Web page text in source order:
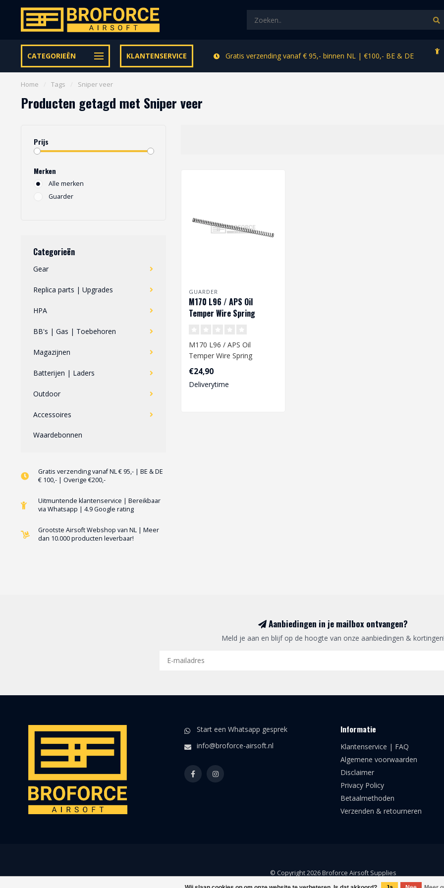
CATEGORIEËN KLANTENSERVICE
Let op onze speciale Facebook/Instagram aanbiedingen Gratis verzending vanaf € 95,- binnen NL | €100,- BE & DE
Home Tags Sniper veer
Producten getagd met Sniper veer
Prijs
Merken
Alle merken
Guarder
Categorieën
Gear
Replica parts | Upgrades
HPA
BB's | Gas | Toebehoren
Magazijnen
Batterijen | Laders
Outdoor
Accessoires
Waardebonnen
Gratis verzending vanaf NL € 95,- | BE & DE
€ 100,- | Overige €200,-
Uitmuntende klantenservice | Bereikbaar
via Whatsapp | 4.9 Google rating
Grootste Airsoft Webshop van NL | Meer
dan 10.000 producten leverbaar!
GUARDER
M170 L96 / APS Oil
Temper Wire Spring
M170 L96 / APS Oil
Temper Wire Spring
€24,90
Deliverytime
Aanbiedingen in je mailbox ontvangen?
Meld je aan en blijf op de hoogte van onze aanbiedingen & kortingen!
Start een Whatsapp gesprek
info@broforce-airsoft.nl
Informatie
Klantenservice | FAQ
Algemene voorwaarden
Disclaimer
Privacy Policy
Betaalmethoden
Verzenden & retourneren
© Copyright 2026 Broforce Airsoft Supplies